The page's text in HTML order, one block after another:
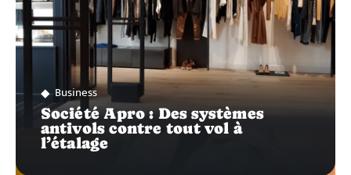
Business
Société Apro : Des systèmes
antivols contre tout vol à
l’étalage